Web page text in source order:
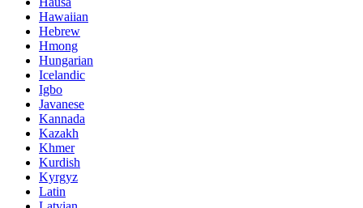
Hawaiian
Hebrew
Hmong
Hungarian
Icelandic
Igbo
Javanese
Kannada
Kazakh
Khmer
Kurdish
Kyrgyz
Latin